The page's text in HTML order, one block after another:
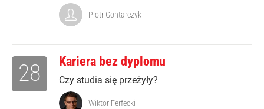
Piotr Gontarczyk
Kariera bez dyplomu
Czy studia się przeżyły?
28
Wiktor Ferfecki